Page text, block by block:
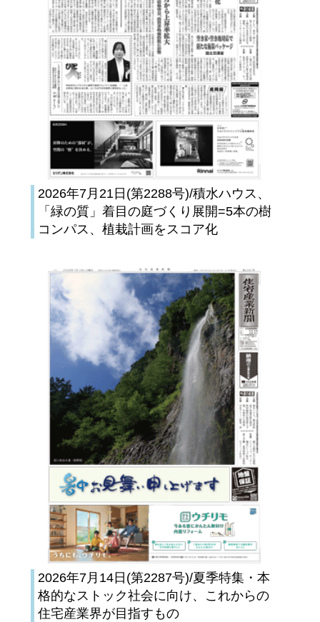
2026年7月21日(第2288号)/積水ハウス、
「緑の質」着目の庭づくり展開=5本の樹
コンパス、植栽計画をスコア化
2026年7月14日(第2287号)/夏季特集・本
格的なストック社会に向け、これからの
住宅産業界が目指すもの